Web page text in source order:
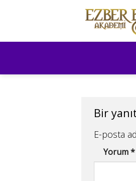
Bir
E-posta
Yorum*